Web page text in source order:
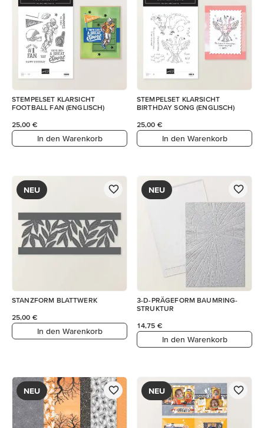
STEMPELSET KLARSICHT
FOOTBALL FAN (ENGLISCH)
25,00 €
In den Warenkorb
STEMPELSET KLARSICHT
BIRTHDAY SONG (ENGLISCH)
25,00 €
In den Warenkorb
NEU
STANZFORM BLATTWERK
25,00 €
In den Warenkorb
NEU
3-D-PRÄGEFORM BAUMRING-
STRUKTUR
14,75 €
In den Warenkorb
NEU NEU